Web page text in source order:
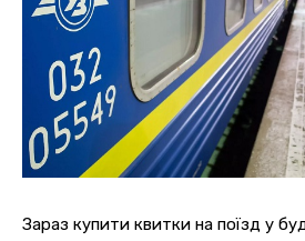
Зараз купити квитки на поїзд у